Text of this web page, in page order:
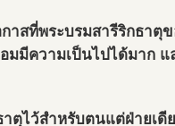
าสที่พระบรมสารีริกธาตุข
มมีความเป็นไปได้มาก แ
าตุไว้สำหรับตนแต่ฝ่ายเดี